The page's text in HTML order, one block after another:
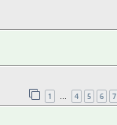
1 … 4 5 6 7